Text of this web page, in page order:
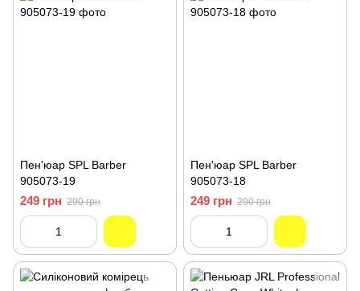
Пен'юар SPL Barber
905073-19
249 грн 290 грн
Пен'юар SPL Barber
905073-18
249 грн 290 грн